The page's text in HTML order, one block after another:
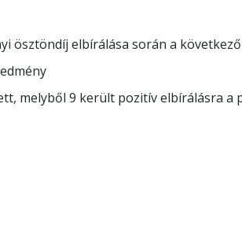
ösztöndíj elbírálása során a
melyből 9 került pozitív elbírálásra a